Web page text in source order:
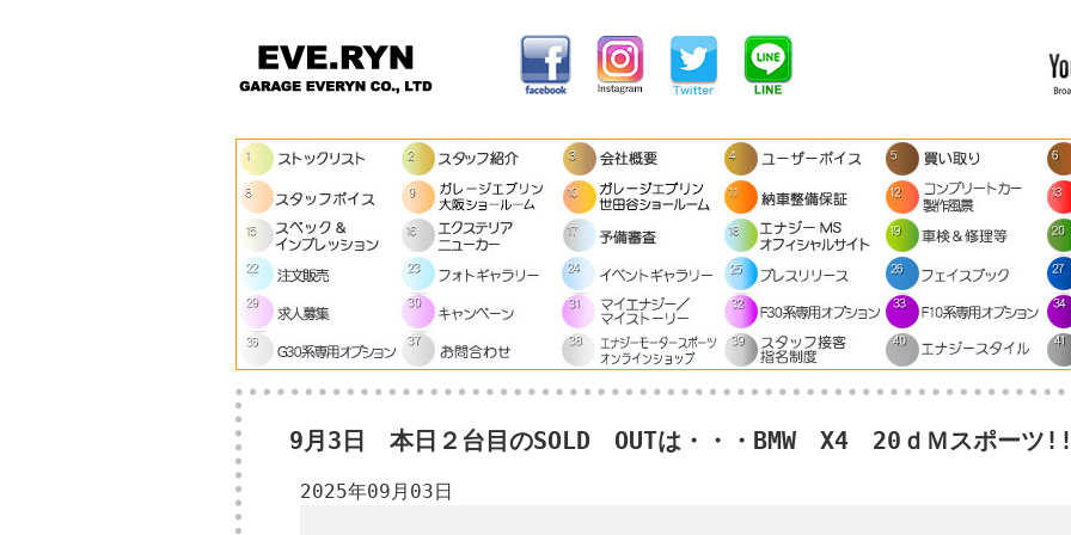
9月3日 本日２台目のSOLD OUTは・・・BMW X4 20ｄＭスポーツ
2025年09月03日